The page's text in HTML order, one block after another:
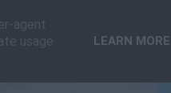
agent
usage
LEARN MORE